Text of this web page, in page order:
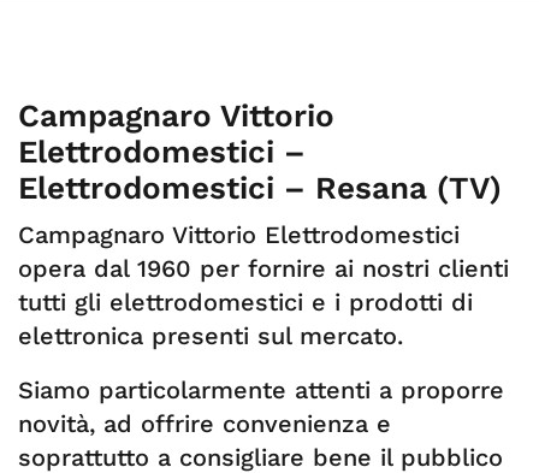
Campagnaro Vittorio
Elettrodomestici –
Elettrodomestici – Resana (TV)
Campagnaro Vittorio Elettrodomestici
opera dal 1960 per fornire ai nostri clienti
tutti gli elettrodomestici e i prodotti di
elettronica presenti sul mercato.
Siamo particolarmente attenti a proporre
novità, ad offrire convenienza e
soprattutto a consigliare bene il pubblico